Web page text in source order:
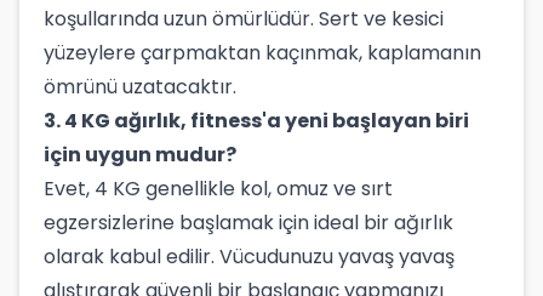
koşullarında uzun ömürlüdür. Sert ve kesici
yüzeylere çarpmaktan kaçınmak, kaplamanın
ömrünü uzatacaktır.
3. 4 KG ağırlık, fitness'a yeni başlayan biri
için uygun mudur?
Evet, 4 KG genellikle kol, omuz ve sırt
egzersizlerine başlamak için ideal bir ağırlık
olarak kabul edilir. Vücudunuzu yavaş yavaş